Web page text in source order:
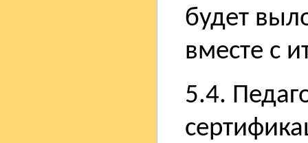
будет
вместе с
5.4.